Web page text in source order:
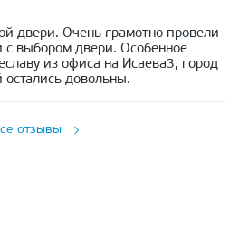
двери. Очень грамотно провели
с выбором двери. Особенное
из офиса на Исаева3, город
остались довольны.
отзывы